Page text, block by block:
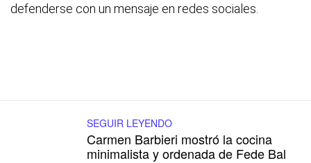
defenderse con un mensaje en redes sociales.
SEGUIR LEYENDO
Carmen Barbieri mostró la cocina
minimalista y ordenada de Fede Bal